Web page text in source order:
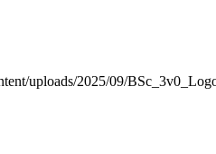
uploads/2025/09/